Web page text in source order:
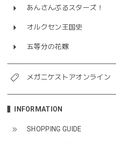
あんさんぶるスターズ！
オルクセン王国史
五等分の花嫁
メガニケストアオンライン
INFORMATION
SHOPPING GUIDE